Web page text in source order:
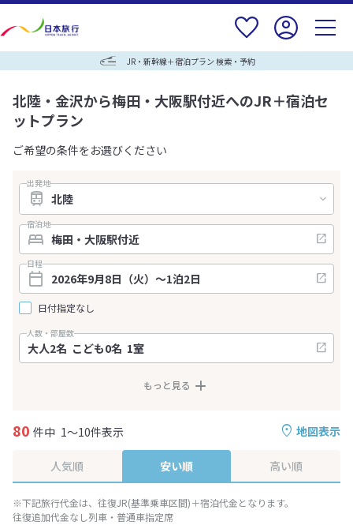
JR・新幹線＋宿泊プラン 検索・予約
北陸・金沢から梅田・大阪駅付近へのJR＋宿泊セ
ットプラン
ご希望の条件をお選びください
出発地
宿泊地
日程
日付指定なし
人数・部屋数
もっと見る
地図表示
80 件中 1～10件表示
人気順 安い順 高い順
※下記旅行代金は、往復JR(基準乗車区間)＋宿泊代金となります。
往復追加代金なし列車・普通車指定席